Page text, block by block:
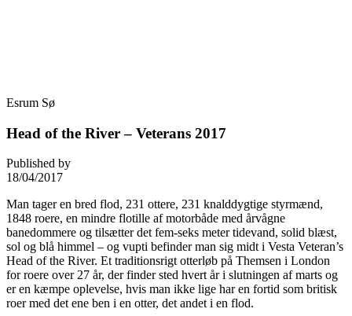
Esrum Sø
Head of the River – Veterans 2017
Published by
18/04/2017
Man tager en bred flod, 231 ottere, 231 knalddygtige styrmænd,
1848 roere, en mindre flotille af motorbåde med årvågne
banedommere og tilsætter det fem-seks meter tidevand, solid blæst,
sol og blå himmel – og vupti befinder man sig midt i Vesta Veteran’s
Head of the River. Et traditionsrigt otterløb på Themsen i London
for roere over 27 år, der finder sted hvert år i slutningen af marts og
er en kæmpe oplevelse, hvis man ikke lige har en fortid som britisk
roer med det ene ben i en otter, det andet i en flod.